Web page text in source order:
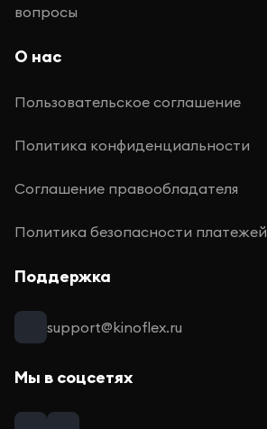
вопросы
О нас
Пользовательское соглашение
Политика конфиденциальности
Соглашение правообладателя
Политика безопасности платежей
Поддержка
support@kinoflex.ru
Мы в соцсетях